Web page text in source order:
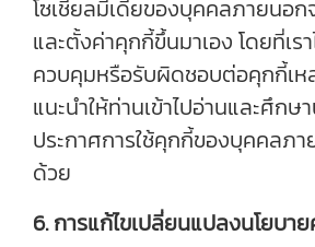
โซเชียลมีเดียของบุคคลภายนอก
และตั้งค่าคุกกี้ขึ้นมาเอง โดยที่เร
ควบคุมหรือรับผิดชอบต่อคุกกี้เห
แนะนำให้ท่านเข้าไปอ่านและศึกษ
ประกาศการใช้คุกกี้ของบุคคลภ
ด้วย
6. การแก้ไขเปลี่ยนแปลงนโยบา